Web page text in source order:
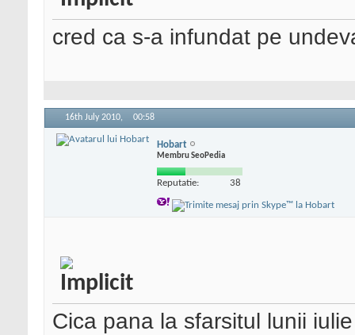
cred ca s-a infundat pe
16th July 2010, 00:58
Hobart
Membru SeoPedia
Reputatie: 38
Cica pana la sfarsitul lunii iulie